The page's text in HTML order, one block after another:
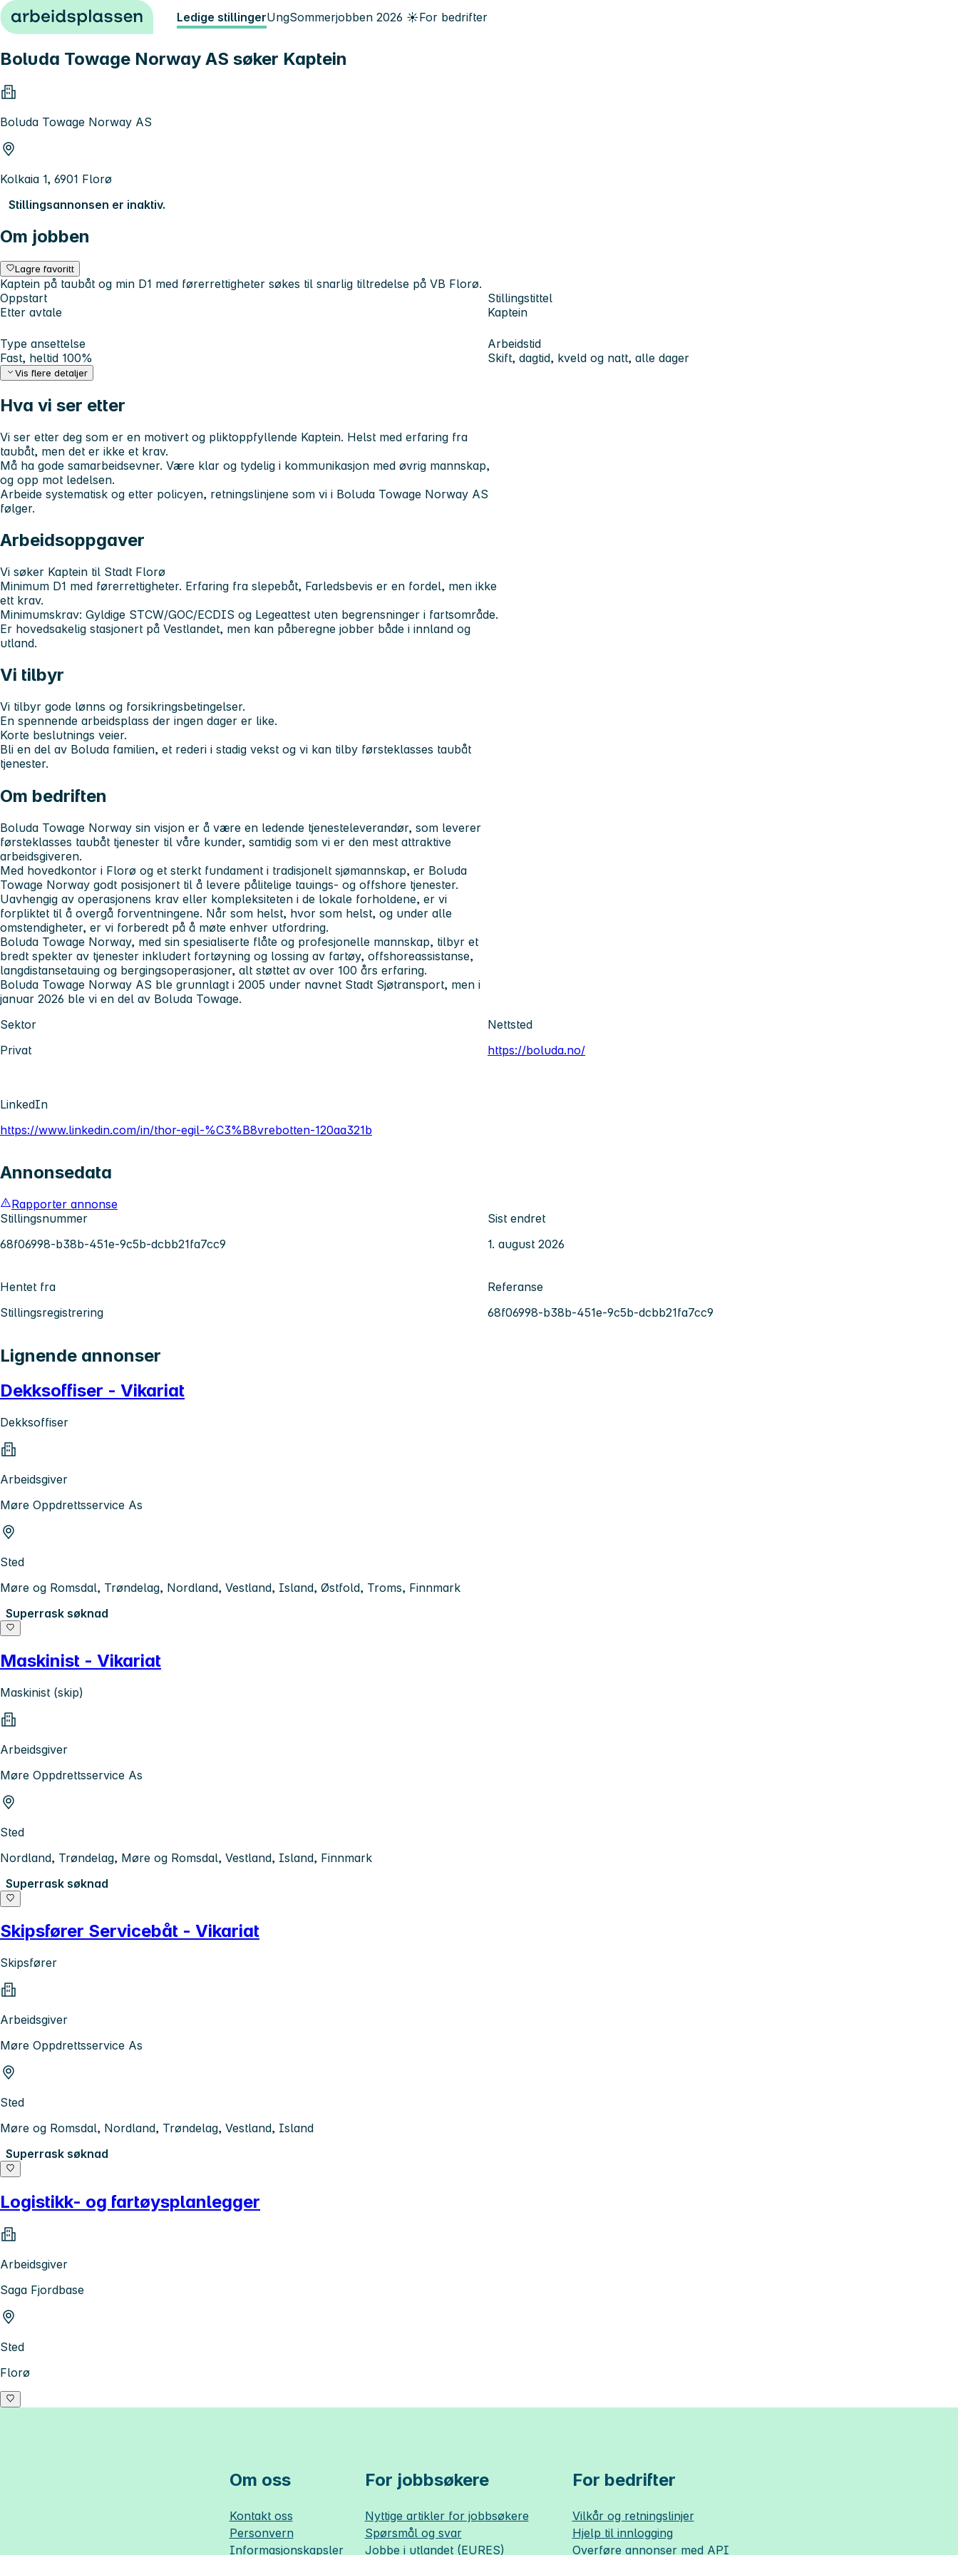
Hopp til innhold Ledige stillingerUngSommerjobben 2026 ☀️For bedrifter
Boluda Towage Norway AS søker Kaptein
Boluda Towage Norway AS
Kolkaia 1, 6901 Florø
Stillingsannonsen er inaktiv.
Om jobben
Lagre favoritt
Kaptein på taubåt og min D1 med førerrettigheter søkes til snarlig tiltredelse på VB Florø.
Oppstart
Etter avtale
Stillingstittel
Kaptein
Type ansettelse
Fast, heltid 100%
Arbeidstid
Skift, dagtid, kveld og natt, alle dager
Vis flere detaljer
Hva vi ser etter
Vi ser etter deg som er en motivert og pliktoppfyllende Kaptein. Helst med erfaring fra
taubåt, men det er ikke et krav.
Må ha gode samarbeidsevner. Være klar og tydelig i kommunikasjon med øvrig mannskap,
og opp mot ledelsen.
Arbeide systematisk og etter policyen, retningslinjene som vi i Boluda Towage Norway AS
følger.
Arbeidsoppgaver
Vi søker Kaptein til Stadt Florø
Minimum D1 med førerrettigheter. Erfaring fra slepebåt, Farledsbevis er en fordel, men ikke
ett krav.
Minimumskrav: Gyldige STCW/GOC/ECDIS og Legeattest uten begrensninger i fartsområde.
Er hovedsakelig stasjonert på Vestlandet, men kan påberegne jobber både i innland og
utland.
Vi tilbyr
Vi tilbyr gode lønns og forsikringsbetingelser.
En spennende arbeidsplass der ingen dager er like.
Korte beslutnings veier.
Bli en del av Boluda familien, et rederi i stadig vekst og vi kan tilby førsteklasses taubåt
tjenester.
Om bedriften
Boluda Towage Norway sin visjon er å være en ledende tjenesteleverandør, som leverer
førsteklasses taubåt tjenester til våre kunder, samtidig som vi er den mest attraktive
arbeidsgiveren.
Med hovedkontor i Florø og et sterkt fundament i tradisjonelt sjømannskap, er Boluda
Towage Norway godt posisjonert til å levere pålitelige tauings- og offshore tjenester.
Uavhengig av operasjonens krav eller kompleksiteten i de lokale forholdene, er vi
forpliktet til å overgå forventningene. Når som helst, hvor som helst, og under alle
omstendigheter, er vi forberedt på å møte enhver utfordring.
Boluda Towage Norway, med sin spesialiserte flåte og profesjonelle mannskap, tilbyr et
bredt spekter av tjenester inkludert fortøyning og lossing av fartøy, offshoreassistanse,
langdistansetauing og bergingsoperasjoner, alt støttet av over 100 års erfaring.
Boluda Towage Norway AS ble grunnlagt i 2005 under navnet Stadt Sjøtransport, men i
januar 2026 ble vi en del av Boluda Towage.
Sektor
Privat
Nettsted
https://boluda.no/
LinkedIn
https://www.linkedin.com/in/thor-egil-%C3%B8vrebotten-120aa321b
Annonsedata
Rapporter annonse
Stillingsnummer
68f06998-b38b-451e-9c5b-dcbb21fa7cc9
Sist endret
1. august 2026
Hentet fra
Stillingsregistrering
Referanse
68f06998-b38b-451e-9c5b-dcbb21fa7cc9
Lignende annonser
Dekksoffiser - Vikariat
Dekksoffiser
Arbeidsgiver
Møre Oppdrettsservice As
Sted
Møre og Romsdal, Trøndelag, Nordland, Vestland, Island, Østfold, Troms, Finnmark
Superrask søknad
Maskinist - Vikariat
Maskinist (skip)
Arbeidsgiver
Møre Oppdrettsservice As
Sted
Nordland, Trøndelag, Møre og Romsdal, Vestland, Island, Finnmark
Superrask søknad
Skipsfører Servicebåt - Vikariat
Skipsfører
Arbeidsgiver
Møre Oppdrettsservice As
Sted
Møre og Romsdal, Nordland, Trøndelag, Vestland, Island
Superrask søknad
Logistikk- og fartøysplanlegger
Arbeidsgiver
Saga Fjordbase
Sted
Florø
Om oss
Kontakt oss
Personvern
Informasjonskapsler
For jobbsøkere
Nyttige artikler for jobbsøkere
Spørsmål og svar
Jobbe i utlandet (EURES)
For bedrifter
Vilkår og retningslinjer
Hjelp til innlogging
Overføre annonser med API